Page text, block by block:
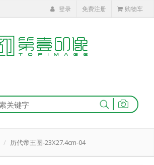
登录 免费注册 购物车
|
历代帝王图-23X27.4cm-04